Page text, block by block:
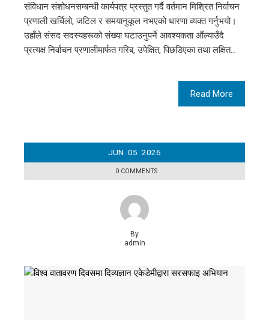
संविधान संशोधनसम्बन्धी कार्यपत्र प्रस्तुत गर्दै वर्तमान मिश्रित निर्वाचन
प्रणाली खर्चिलो, जटिल र समयानुकूल नभएको धारणा व्यक्त गर्नुभयो।
उहाँले संसद सदस्यहरूको संख्या घटाउनुपर्ने आवश्यकता औंल्याउँदै
प्रत्यक्ष निर्वाचन प्रणालीमार्फत गरिब, उपेक्षित, पिछडिएका तथा लक्षित…
Read More
JUN 05 2026
0 COMMENTS
By
admin